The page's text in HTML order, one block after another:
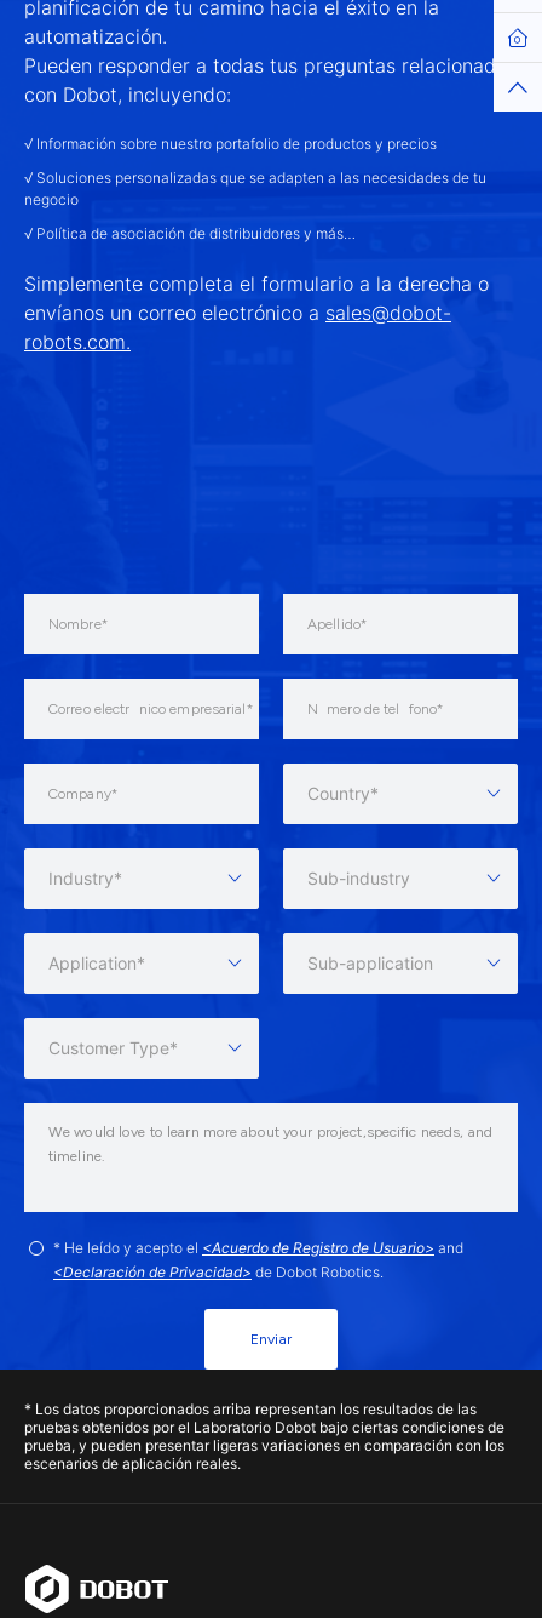
planificación de tu camino hacia el éxito en la
automatización.
Pueden responder a todas tus preguntas relacionadas
con Dobot, incluyendo:
√ Información sobre nuestro portafolio de productos y precios
√ Soluciones personalizadas que se adapten a las necesidades de tu
negocio
√ Política de asociación de distribuidores y más…
Simplemente completa el formulario a la derecha o
envíanos un correo electrónico a sales@dobot-
robots.com.
Country*
Industry* Sub-industry
Application* Sub-application
Customer Type*
* He leído y acepto el <Acuerdo de Registro de Usuario> and
<Declaración de Privacidad> de Dobot Robotics.
Enviar
* Los datos proporcionados arriba representan los resultados de las
pruebas obtenidos por el Laboratorio Dobot bajo ciertas condiciones de
prueba, y pueden presentar ligeras variaciones en comparación con los
escenarios de aplicación reales.
Top